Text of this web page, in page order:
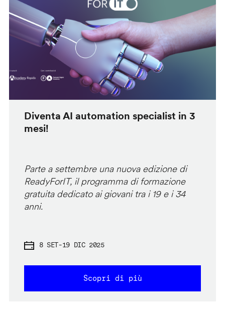
Diventa AI automation specialist in 3
mesi!
Parte a settembre una nuova edizione di
ReadyForIT, il programma di formazione
gratuita dedicato ai giovani tra i 19 e i 34
anni.
8 SET-19 DIC 2025
Scopri di più